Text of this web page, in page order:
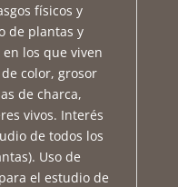
físicos y
de plantas y
los que viven
color, grosor
de charca,
vivos. Interés
de todos los
Uso de
el estudio de